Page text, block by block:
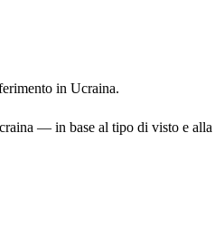
in Ucraina.
— in base al tipo di visto e